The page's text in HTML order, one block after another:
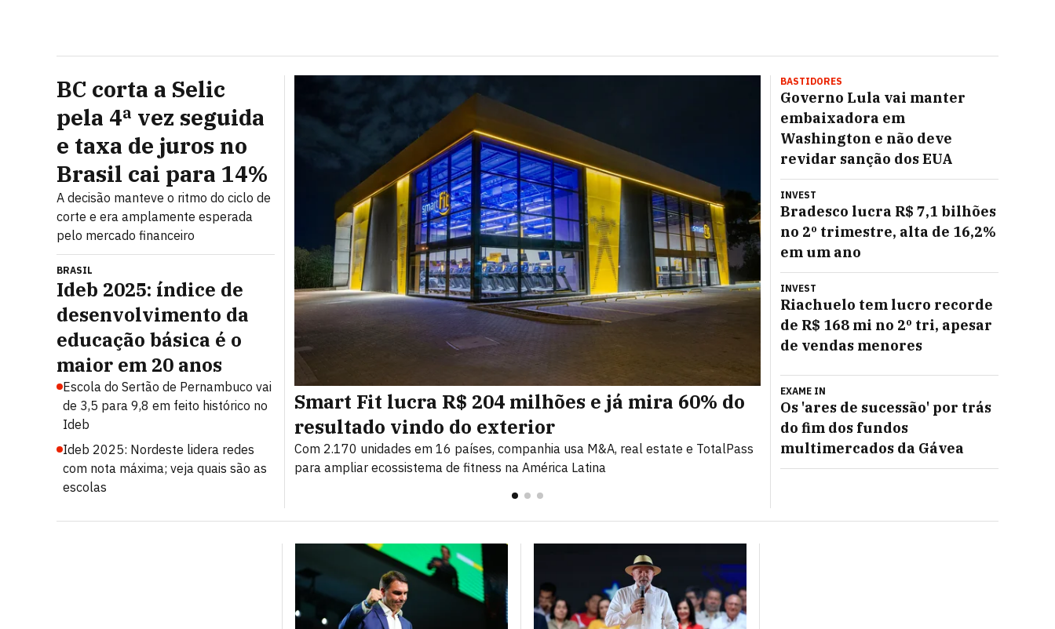
BC corta a Selic
pela 4ª vez seguida
e taxa de juros no
Brasil cai para 14%
A decisão manteve o ritmo do ciclo de
corte e era amplamente esperada
pelo mercado financeiro
BRASIL
Ideb 2025: índice de
desenvolvimento da
educação básica é o
maior em 20 anos
Escola do Sertão de Pernambuco vai
de 3,5 para 9,8 em feito histórico no
Ideb
Ideb 2025: Nordeste lidera redes
com nota máxima; veja quais são as
escolas
Smart Fit lucra R$ 204 milhões e já mira 60% do
resultado vindo do exterior
Com 2.170 unidades em 16 países, companhia usa M&A, real estate e TotalPass
para ampliar ecossistema de fitness na América Latina
Meli supera US$ 10 bilhões
é o maior responsável
Mercado Livre e Mercado Pago ganham
publicidade e crédito ampliam as frentes de
BASTIDORES
Governo Lula vai manter
embaixadora em
Washington e não deve
revidar sanção dos EUA
INVEST
Bradesco lucra R$ 7,1 bilhões
no 2º trimestre, alta de 16,2%
em um ano
INVEST
Riachuelo tem lucro recorde
de R$ 168 mi no 2º tri, apesar
de vendas menores
EXAME IN
Os 'ares de sucessão' por trás
do fim dos fundos
multimercados da Gávea